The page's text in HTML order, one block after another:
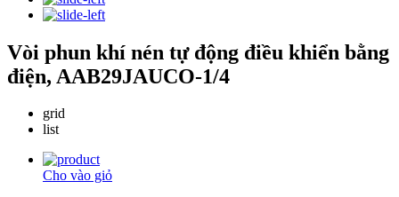
Vòi phun khí nén tự động điều khiển bằng
điện, AAB29JAUCO-1/4
grid
list
Cho vào giỏ